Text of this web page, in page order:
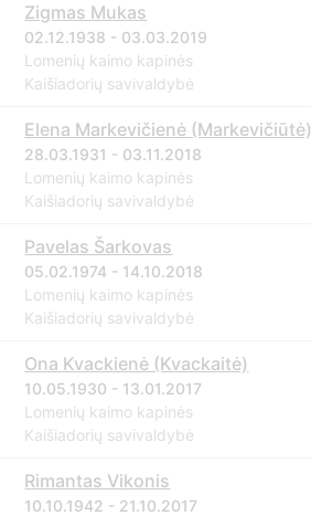
Zigmas Mukas
02.12.1938 - 03.03.2019
Lomenių kaimo kapinės
Kaišiadorių savivaldybė
Elena Markevičienė (Markevičiūtė)
28.03.1931 - 03.11.2018
Lomenių kaimo kapinės
Kaišiadorių savivaldybė
Pavelas Šarkovas
05.02.1974 - 14.10.2018
Lomenių kaimo kapinės
Kaišiadorių savivaldybė
Ona Kvackienė (Kvackaitė)
10.05.1930 - 13.01.2017
Lomenių kaimo kapinės
Kaišiadorių savivaldybė
Rimantas Vikonis
10.10.1942 - 21.10.2017